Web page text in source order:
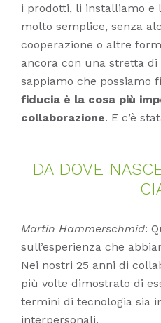
i prodotti, li installiamo e
molto semplice, senza
cooperazione o altre
ancora con una stretta di
sappiamo che possiamo
fiducia è la cosa più
collaborazione. E c’è
DA DOVE
Martin Hammerschmid:
sull’esperienza che
Nei nostri 25 anni di
più volte dimostrato di
termini di tecnologia sia
interpersonali.